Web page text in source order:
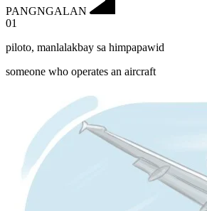
PANGNGALAN
01
piloto, manlalakbay sa himpapawid
someone who operates an aircraft